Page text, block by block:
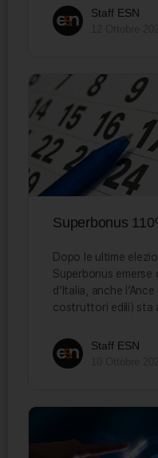
Staff ESN
Superbonus
Dopo le ultime
Superbonus
d’Italia, anche
costruttori edili) sta
Staff ESN